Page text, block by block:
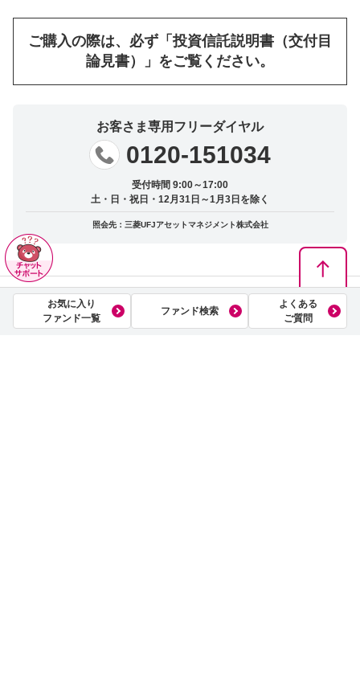
ご購入の際は、必ず「投資信託説明書（交付目
論見書）」をご覧ください。
お客さま専用フリーダイヤル
0120-151034
受付時間 9:00～17:00
土・日・祝日・12月31日～1月3日を除く
照会先：三菱UFJアセットマネジメント株式会社
お気に入り
ファンド一覧
ファンド検索
よくある
ご質問
ホーム ファンド ｅＭＡＸＩＳ 日経半導体株インデックス